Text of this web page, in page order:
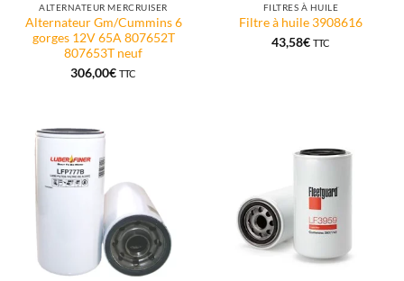
ALTERNATEUR MERCRUISER
Alternateur Gm/Cummins 6
gorges 12V 65A 807652T
807653T neuf
306,00€ TTC
FILTRES À HUILE
Filtre à huile 3908616
43,58€ TTC